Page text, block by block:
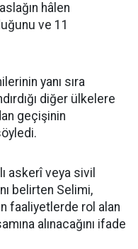
hâlen
ve 11
yanı sıra
diğer ülkelere
geçişinin
askerî veya sivil
belirten Selimi,
faaliyetlerde rol alan
alınacağını ifade